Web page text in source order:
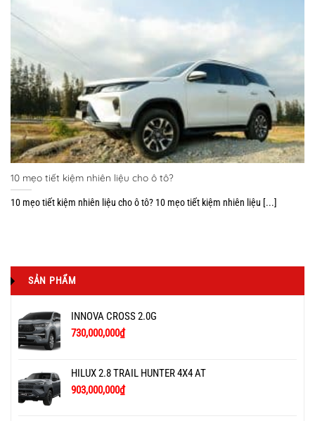
10 mẹo tiết kiệm nhiên liệu cho ô tô?
10 mẹo tiết kiệm nhiên liệu cho ô tô? 10 mẹo tiết kiệm nhiên liệu [...]
SẢN PHẨM
INNOVA CROSS 2.0G
730,000,000₫
HILUX 2.8 TRAIL HUNTER 4X4 AT
903,000,000₫